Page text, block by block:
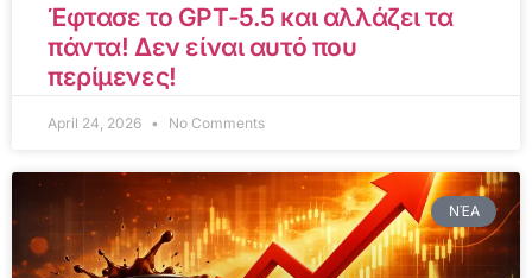
Έφτασε το GPT-5.5 και αλλάζει τα
πάντα! Δεν είναι αυτό που
περίμενες!
April 24, 2026 No Comments
ΝΈΑ